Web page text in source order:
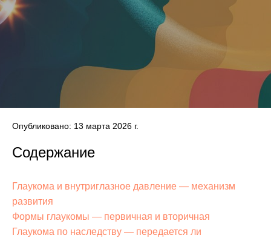
Опубликовано: 13 марта 2026 г.
Содержание
Глаукома и внутриглазное давление — механизм
развития
Формы глаукомы — первичная и вторичная
Глаукома по наследству — передается ли